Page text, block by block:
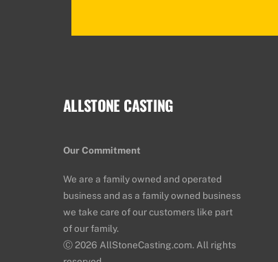
ALLSTONE CASTING
Our Commitment
We are a family owned and operated
business and as a family owned business
we take care of our customers like part
of our family.
Ⓒ2026 AllStoneCasting.com. All rights